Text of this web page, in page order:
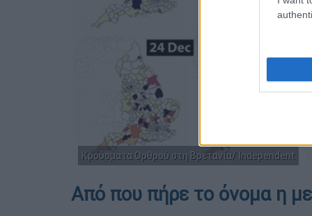
Κρούσματα Ορθρού στη Βρετανία/ Independent
Από που πήρε το όνομα η